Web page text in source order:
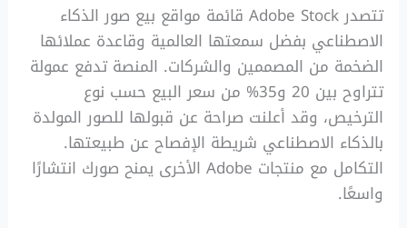
تتصدر Adobe Stock قائمة مواقع بيع صور الذكاء
الاصطناعي بفضل سمعتها العالمية وقاعدة عملائها
الضخمة من المصممين والشركات. المنصة تدفع عمولة
تتراوح بين 20 و35% من سعر البيع حسب نوع
الترخيص، وقد أعلنت صراحة عن قبولها للصور المولدة
بالذكاء الاصطناعي شريطة الإفصاح عن طبيعتها.
التكامل مع منتجات Adobe الأخرى يمنح صورك انتشارًا
واسعًا.